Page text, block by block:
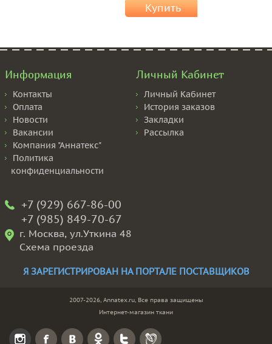
Купить
Информация
Контакты
Оплата
Новости
Вакансии
Компания "Аннатекс"
Политика
конфиденциальности
Личный Кабинет
Личный Кабинет
История заказов
Закладки
Рассылка
+7 (929) 667-86-00
+7 (985) 849-70-67
г. Москва, ул.Уткина 48
Схема проезда
Я ЗАРЕГИСТРИРОВАН НА ПОРТАЛЕ ПОСТАВЩИКОВ
2007-2026, Annatex.ru, Все права защищены
Интернет-магазин ткани